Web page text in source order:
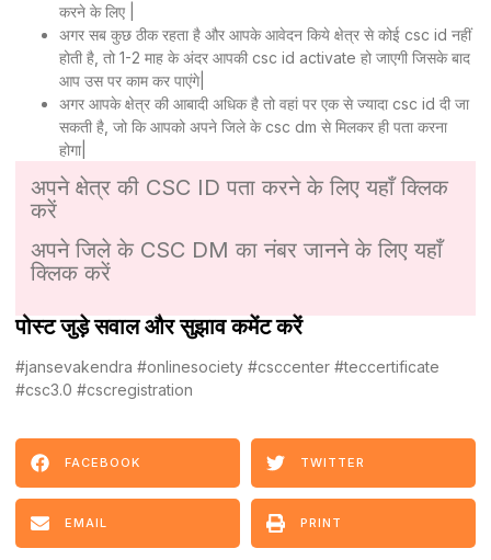
करने के लिए |
अगर सब कुछ ठीक रहता है और आपके आवेदन किये क्षेत्र से कोई csc id नहीं
होती है, तो 1-2 माह के अंदर आपकी csc id activate हो जाएगी जिसके बाद
आप उस पर काम कर पाएंगे|
अगर आपके क्षेत्र की आबादी अधिक है तो वहां पर एक से ज्यादा csc id दी जा
सकती है, जो कि आपको अपने जिले के csc dm से मिलकर ही पता करना
होगा|
अपने क्षेत्र की CSC ID पता करने के लिएयहाँ क्लिक
करें
अपने जिले के CSC DM का नंबर जानने के लिएयहाँ
क्लिक करें
पोस्ट जुड़े सवाल और सुझाव कमेंट करें
#jansevakendra #onlinesociety #csccenter #teccertificate
#csc3.0 #cscregistration
FACEBOOK TWITTER
EMAIL PRINT